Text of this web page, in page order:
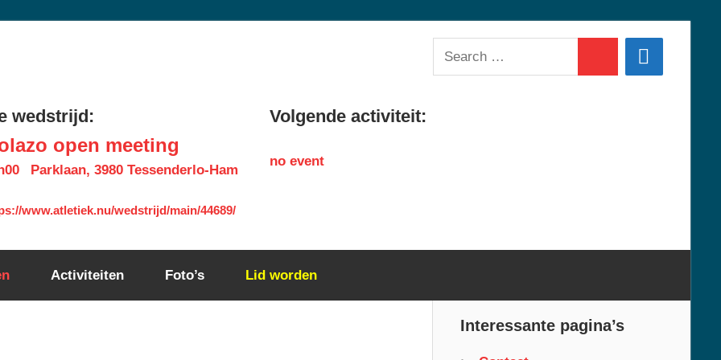
Search
for:
wedstrijd:
open meeting
Parklaan, 3980 Tessenderlo-Ham
www.atletiek.nu/wedstrijd/main/44689/
Volgende activiteit:
no event
Activiteiten Foto’s Lid worden
Interessante pagina’s